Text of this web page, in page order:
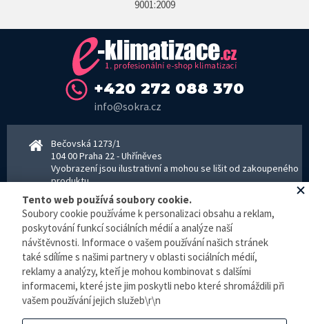
9001:2009
+420 272 088 370
info@sokra.cz
Bečovská 1273/1
104 00 Praha 22 - Uhříněves
Vyobrazení jsou ilustrativní a mohou se lišit od zakoupeného
produktu.
www.sokra.cz│www.haier-klimatizace.cz
Otevírací doba
Pondělí–Pátek 8–16:30 hodin - kancelář
Pondělí–pátek 8–16:00 hodin - sklad
Zpracování osobních údajů
Tento web používá soubory cookie.
Soubory cookie používáme k personalizaci obsahu a reklam,
poskytování funkcí sociálních médií a analýze naší
návštěvnosti. Informace o vašem používání našich stránek
také sdílíme s našimi partnery v oblasti sociálních médií,
reklamy a analýzy, kteří je mohou kombinovat s dalšími
informacemi, které jste jim poskytli nebo které shromáždili při
vašem používání jejich služeb\r\n